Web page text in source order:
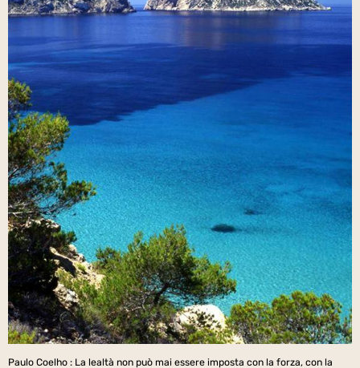
Paulo Coelho : La lealtà non può mai essere imposta con la forza, con la